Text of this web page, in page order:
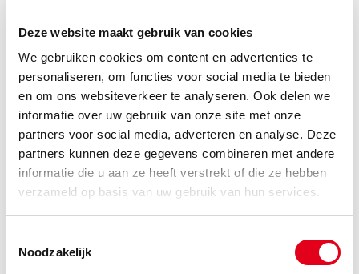
Deze website maakt gebruik van cookies
We gebruiken cookies om content en advertenties te
personaliseren, om functies voor social media te bieden
en om ons websiteverkeer te analyseren. Ook delen we
informatie over uw gebruik van onze site met onze
partners voor social media, adverteren en analyse. Deze
partners kunnen deze gegevens combineren met andere
informatie die u aan ze heeft verstrekt of die ze hebben
verzameld op basis van uw gebruik van hun services.
Noodzakelijk
SKF4254 Stelring SKF FRB 06.5/215
Info Stuks
-
SKF4260 Stelring SKF FRB 07.0/080
Info Stuks